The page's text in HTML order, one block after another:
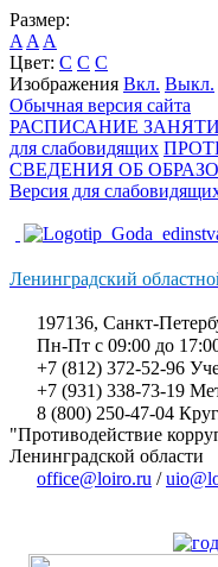
Размер:
A A A
Цвет: C C C
Изображения Вкл. Выкл.
Обычная версия сайта
РАСПИСАНИЕ
для слабовидящих
СВЕДЕНИЯ ОБ
Версия для
Ленинградский
197136, Санкт-
Пн-Пт с 09:00 до
+7 (812) 372-52-96
+7 (931) 338-73-19
8 (800) 250-47-04
"Противодействие
Ленинградской области
office@loiro.ru /